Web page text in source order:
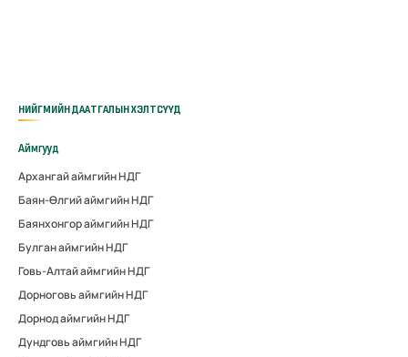
НИЙГМИЙН ДААТГАЛЫН ХЭЛТСҮҮД
Аймгууд
Архангай аймгийн НДГ
Баян-Өлгий аймгийн НДГ
Баянхонгор аймгийн НДГ
Булган аймгийн НДГ
Говь-Алтай аймгийн НДГ
Дорноговь аймгийн НДГ
Дорнод аймгийн НДГ
Дундговь аймгийн НДГ